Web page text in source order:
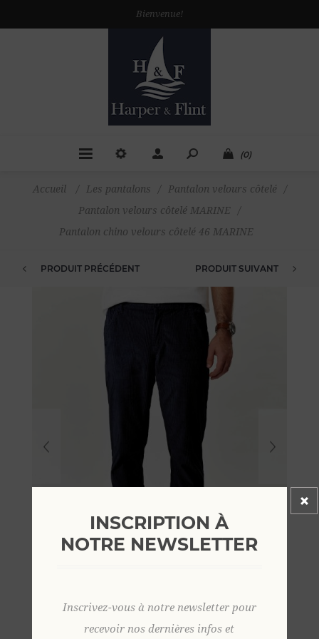
Bienvenue!
(0)
Accueil / Les pantalons / Pantalon velours côtelé
/
Pantalon velours côtelé MARINE
/
Pantalon chino velours côtelé 46 MARINE
PRODUIT PRÉCÉDENT PRODUIT SUIVANT
INSCRIPTION À
NOTRE NEWSLETTER
Inscrivez-vous à notre newsletter pour
recevoir nos dernières infos et